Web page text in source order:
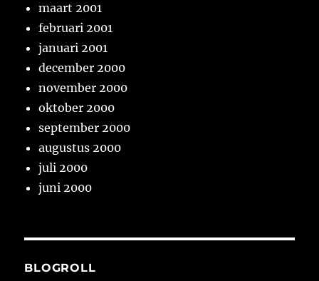
maart 2001
februari 2001
januari 2001
december 2000
november 2000
oktober 2000
september 2000
augustus 2000
juli 2000
juni 2000
BLOGROLL